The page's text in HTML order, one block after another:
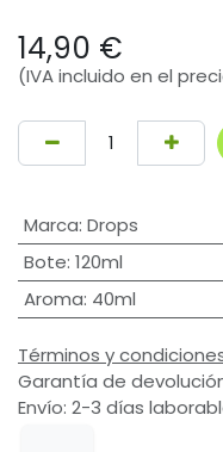
14,90 €
(IVA incluido en el
Marca: Drops
Bote: 120ml
Aroma: 40ml
Términos y
Garantía de
Envío: 2-3 días